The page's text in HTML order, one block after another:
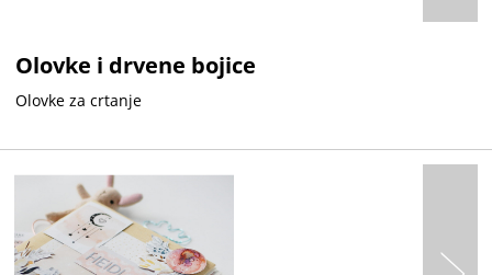
Olovke i drvene bojice
Olovke za crtanje